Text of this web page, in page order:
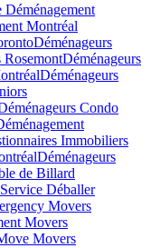
Déménagement
Montréal
Déménageurs
RosemontDéménageurs
Déménageurs
Condo
Immobiliers
Déménageurs
de Billard
Service Déballer
Movers
Movers
Movers